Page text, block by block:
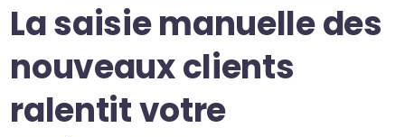
La saisie manuelle des
nouveaux clients
ralentit votre